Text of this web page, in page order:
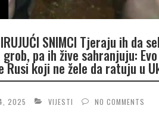
SNIMCI Tjeraju ih da
pa ih žive sahranjuju:
Rusi koji ne žele da ratuju u
2025 VIJESTI NO COMMENTS